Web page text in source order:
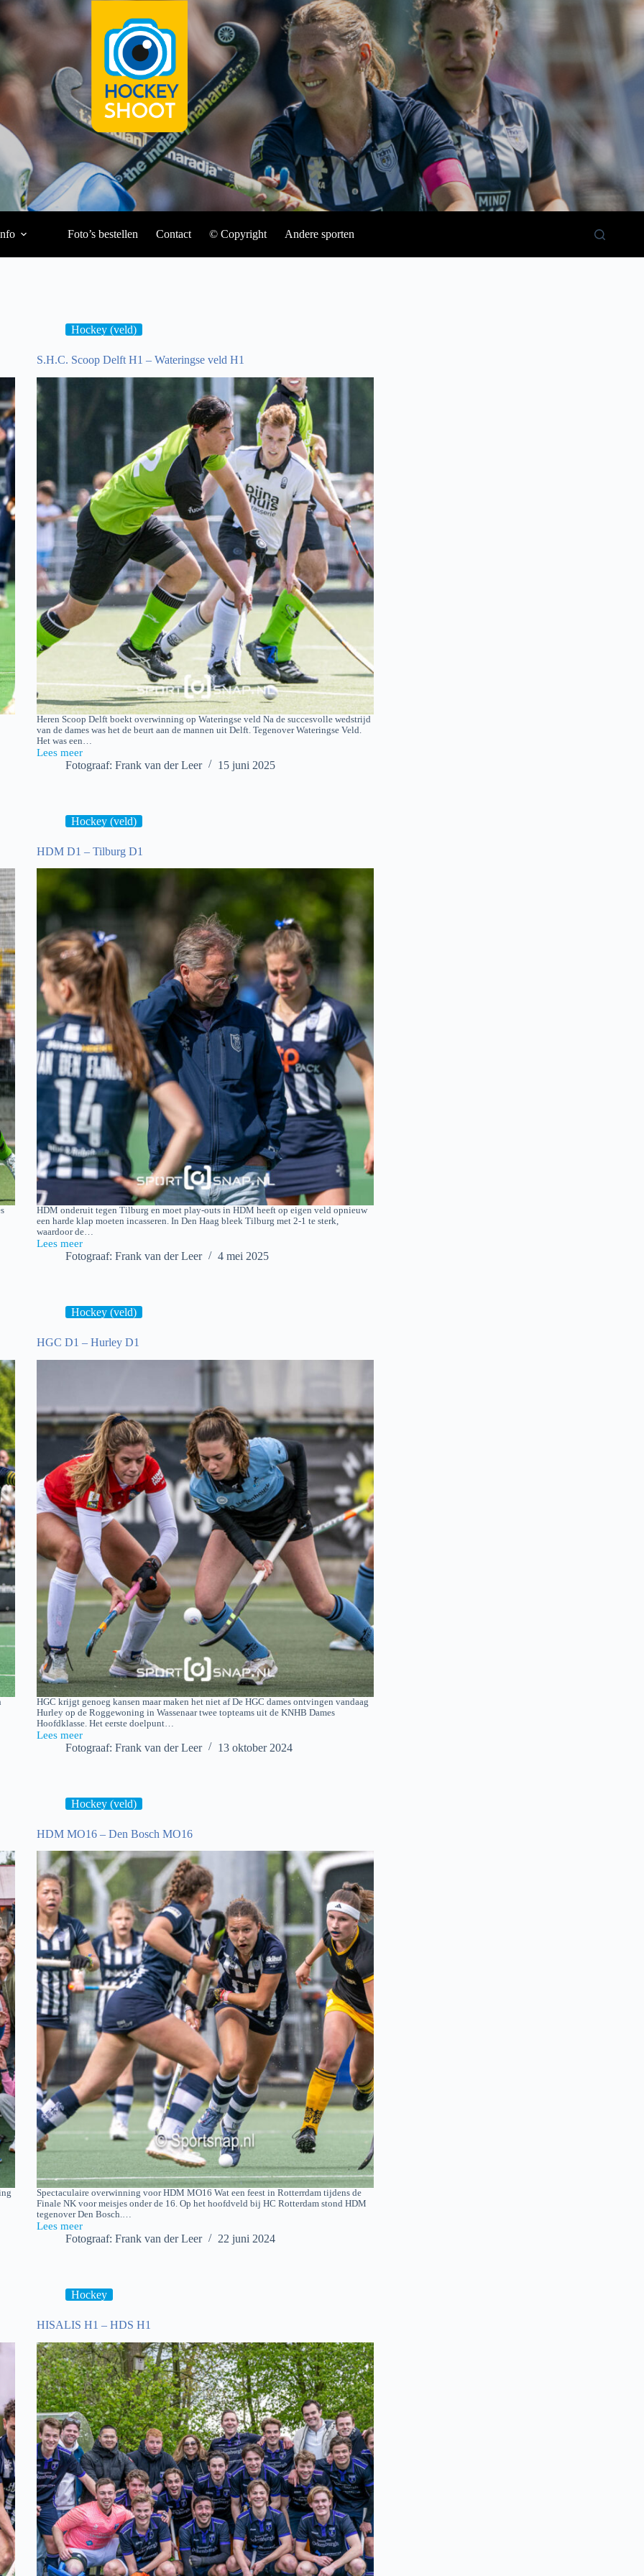
Foto’s bestellen Contact © Copyright Andere sporten
Hockey (veld)
S.H.C. Scoop Delft H1 – Wateringse veld H1
Heren Scoop Delft boekt overwinning op Wateringse veld Na de succesvolle wedstrijd
van de dames was het de beurt aan de mannen uit Delft. Tegenover Wateringse Veld.
Het was een…
Lees meer
S.H.C.
Wateringse
Fotograaf: Frank van der Leer 15 juni 2025
Hockey (veld)
HDM D1 – Tilburg D1
HDM onderuit tegen Tilburg en moet play-outs in HDM heeft op eigen veld opnieuw
een harde klap moeten incasseren. In Den Haag bleek Tilburg met 2-1 te sterk,
waardoor de…
Lees meer
HDM
Fotograaf: Frank van der Leer 4 mei 2025
Hockey (veld)
HGC D1 – Hurley D1
HGC krijgt genoeg kansen maar maken het niet af De HGC dames ontvingen vandaag
Hurley op de Roggewoning in Wassenaar twee topteams uit de KNHB Dames
Hoofdklasse. Het eerste doelpunt…
Lees meer
HGC
Fotograaf: Frank van der Leer 13 oktober 2024
Hockey (veld)
HDM MO16 – Den Bosch MO16
Spectaculaire overwinning voor HDM MO16 Wat een feest in Rotterrdam tijdens de
Finale NK voor meisjes onder de 16. Op het hoofdveld bij HC Rotterdam stond HDM
tegenover Den Bosch.…
Lees meer
HDM
Fotograaf: Frank van der Leer 22 juni 2024
Hockey
HISALIS H1 – HDS H1